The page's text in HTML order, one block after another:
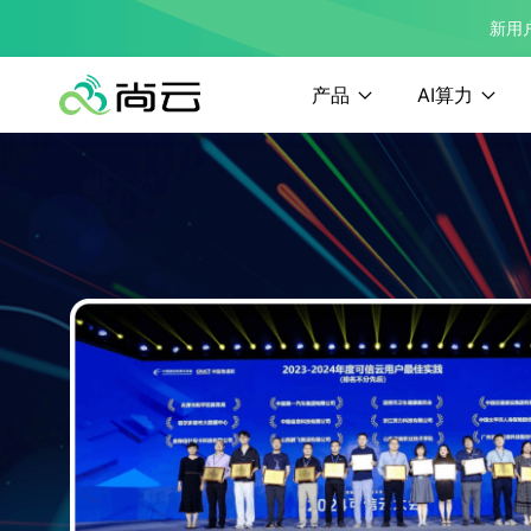
新用
产品 AI算力